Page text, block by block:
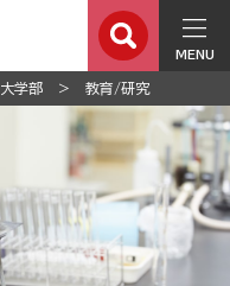
MENU
学部 教育/研究